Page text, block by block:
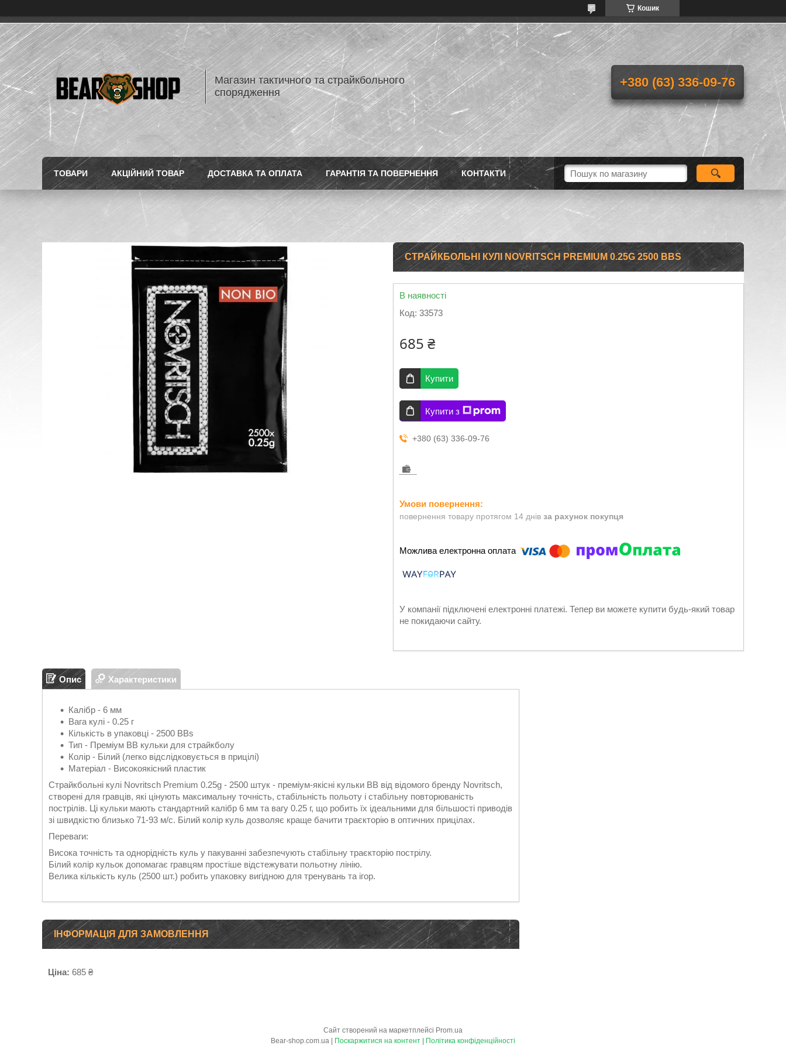
Кошик
Магазин тактичного та страйкбольного
спорядження
+380 (63) 336-09-76
ТОВАРИ АКЦІЙНИЙ ТОВАР ДОСТАВКА ТА ОПЛАТА ГАРАНТІЯ ТА ПОВЕРНЕННЯ КОНТАКТИ
СТРАЙКБОЛЬНІ КУЛІ NOVRITSCH PREMIUM 0.25G 2500 BBS
В наявності
Код: 33573
685 ₴
Купити
Купити з
+380 (63) 336-09-76
повернення товару протягом 14 днів за рахунок покупця
У компанії підключені електронні платежі. Тепер ви можете купити будь-який товар
не покидаючи сайту.
Опис Характеристики
Калібр - 6 мм
Вага кулі - 0.25 г
Кількість в упаковці - 2500 BBs
Тип - Преміум BB кульки для страйкболу
Колір - Білий (легко відслідковується в прицілі)
Матеріал - Високоякісний пластик
Страйкбольні кулі Novritsch Premium 0.25g - 2500 штук - преміум-якісні кульки BB від відомого бренду Novritsch,
створені для гравців, які цінують максимальну точність, стабільність польоту і стабільну повторюваність
пострілів. Ці кульки мають стандартний калібр 6 мм та вагу 0.25 г, що робить їх ідеальними для більшості приводів
зі швидкістю близько 71-93 м/с. Білий колір куль дозволяє краще бачити траєкторію в оптичних прицілах.
Переваги:
Висока точність та однорідність куль у пакуванні забезпечують стабільну траєкторію пострілу.
Білий колір кульок допомагає гравцям простіше відстежувати польотну лінію.
Велика кількість куль (2500 шт.) робить упаковку вигідною для тренувань та ігор.
ІНФОРМАЦІЯ ДЛЯ ЗАМОВЛЕННЯ
Ціна: 685 ₴
Сайт створений на маркетплейсі Prom.ua
Поскаржитися на контент Політика конфіденційності